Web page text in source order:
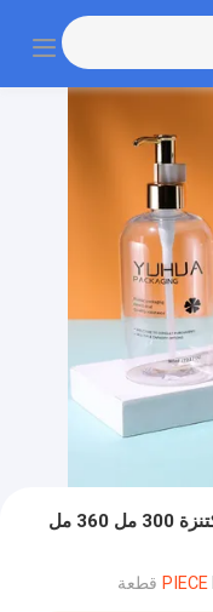
زجاجة مضخة بلاستيكية شفافة دائرية مكتنزة 300 مل 360 مل